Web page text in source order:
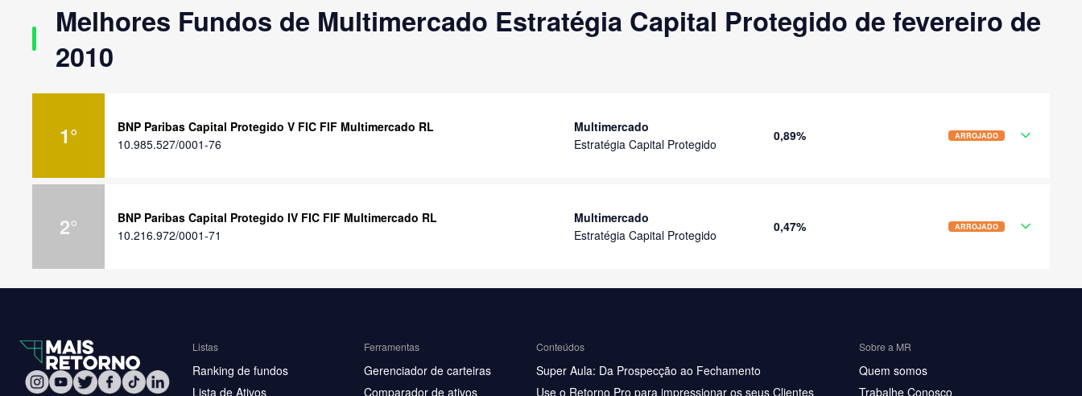
Melhores Fundos de Multimercado Estratégia Capital Protegido de fevereiro de
2010
1°
BNP Paribas Capital Protegido V FIC FIF Multimercado RL
10.985.527/0001-76
Multimercado
Estratégia Capital Protegido
0,89% ARROJADO
2°
BNP Paribas Capital Protegido IV FIC FIF Multimercado RL
10.216.972/0001-71
Multimercado
Estratégia Capital Protegido
0,47% ARROJADO
Listas
Ranking de fundos
Lista de Ativos
Ferramentas
Gerenciador de carteiras
Comparador de ativos
Conteúdos
Super Aula: Da Prospecção ao Fechamento
Use o Retorno Pro para impressionar os seus Clientes
Sobre a MR
Quem somos
Trabalhe Conosco